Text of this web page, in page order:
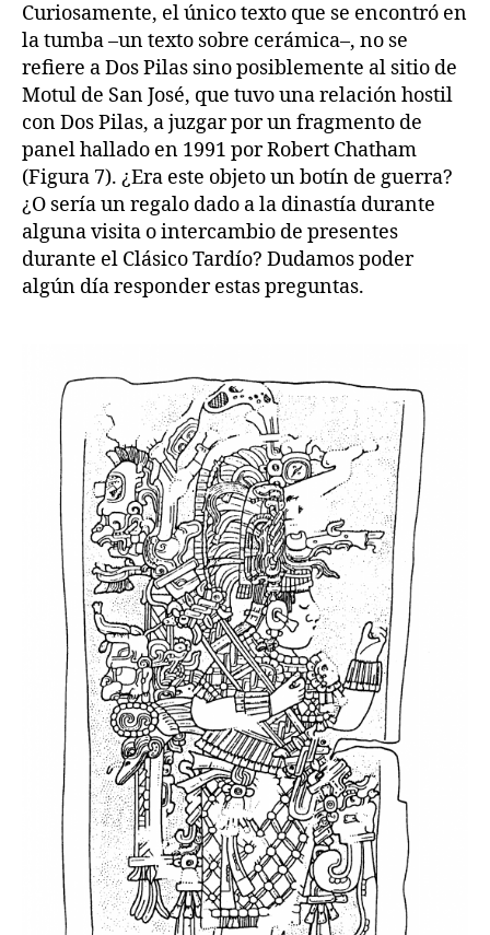
Curiosamente, el único texto que se encontró en
la tumba –un texto sobre cerámica–, no se
refiere a Dos Pilas sino posiblemente al sitio de
Motul de San José, que tuvo una relación hostil
con Dos Pilas, a juzgar por un fragmento de
panel hallado en 1991 por Robert Chatham
(Figura 7). ¿Era este objeto un botín de guerra?
¿O sería un regalo dado a la dinastía durante
alguna visita o intercambio de presentes
durante el Clásico Tardío? Dudamos poder
algún día responder estas preguntas.